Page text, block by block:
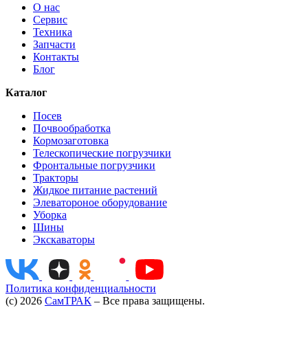
О нас
Сервис
Техника
Запчасти
Контакты
Блог
Каталог
Посев
Почвообработка
Кормозаготовка
Телескопические погрузчики
Фронтальные погрузчики
Тракторы
Жидкое питание растений
Элеватороное оборудование
Уборка
Шины
Экскаваторы
Политика конфиденциальности
(c) 2026 СамТРАК – Все права защищены.